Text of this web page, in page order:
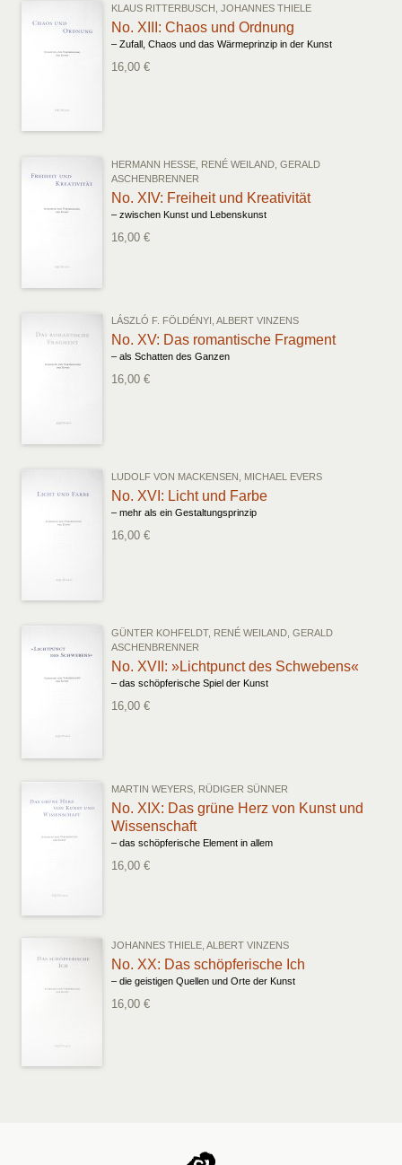
KLAUS RITTERBUSCH, JOHANNES THIELE
No. XIII: Chaos und Ordnung
– Zufall, Chaos und das Wärmeprinzip in der Kunst
16,00 €
HERMANN HESSE, RENÉ WEILAND, GERALD
ASCHENBRENNER
No. XIV: Freiheit und Kreativität
– zwischen Kunst und Lebenskunst
16,00 €
LÁSZLÓ F. FÖLDÉNYI, ALBERT VINZENS
No. XV: Das romantische Fragment
– als Schatten des Ganzen
16,00 €
LUDOLF VON MACKENSEN, MICHAEL EVERS
No. XVI: Licht und Farbe
– mehr als ein Gestaltungsprinzip
16,00 €
GÜNTER KOHFELDT, RENÉ WEILAND, GERALD
ASCHENBRENNER
No. XVII: »Lichtpunct des Schwebens«
– das schöpferische Spiel der Kunst
16,00 €
MARTIN WEYERS, RÜDIGER SÜNNER
No. XIX: Das grüne Herz von Kunst und
Wissenschaft
– das schöpferische Element in allem
16,00 €
JOHANNES THIELE, ALBERT VINZENS
No. XX: Das schöpferische Ich
– die geistigen Quellen und Orte der Kunst
16,00 €